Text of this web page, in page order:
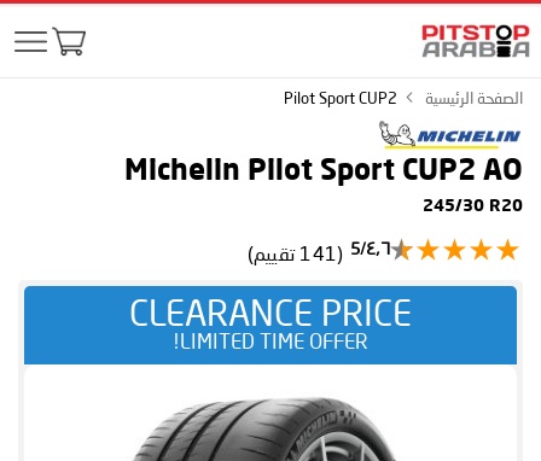
الصفحة الرئيسية Pilot Sport CUP2
Michelin Pilot Sport CUP2 AO
245/30 R20
٤٫٦/5 (141 تقييم)
CLEARANCE PRICE
LIMITED TIME OFFER!